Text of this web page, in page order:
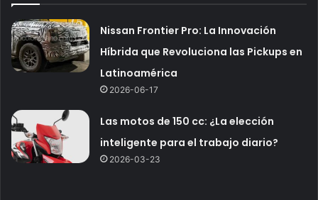
Nissan Frontier Pro: La Innovación
Híbrida que Revoluciona las Pickups en
Latinoamérica
2026-06-17
Las motos de 150 cc: ¿La elección
inteligente para el trabajo diario?
2026-03-23